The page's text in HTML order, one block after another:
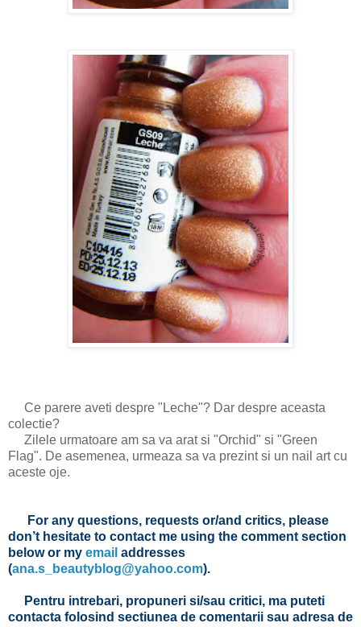
Ce parere aveti despre "Leche"? Dar despre aceasta
colectie?
Zilele urmatoare am sa va arat si "Orchid" si "Green
Flag". De asemenea, urmeaza sa va prezint si un nail art cu
aceste oje.
For any questions, requests or/and critics, please
don’t hesitate to contact me using the comment section
below or my email addresses
(ana.s_beautyblog@yahoo.com).
Pentru intrebari, propuneri si/sau critici, ma puteti
contacta folosind sectiunea de comentarii sau adresa de